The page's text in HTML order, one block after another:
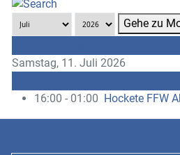
Gehe zu
Samstag, 11. Juli 2026
16:00 - 01:00 Hockete FFW